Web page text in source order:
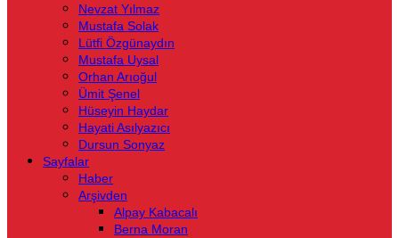
Nevzat Yılmaz
Mustafa Solak
Lütfi Özgünaydın
Mustafa Uysal
Orhan Arıoğul
Ümit Şenel
Hüseyin Haydar
Hayati Asılyazıcı
Dursun Sonyaz
Sayfalar
Haber
Arşivden
Alpay Kabacalı
Berna Moran